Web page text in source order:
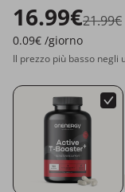
16.99€21.99€
0.09€ /giorno
Il prezzo più basso negli